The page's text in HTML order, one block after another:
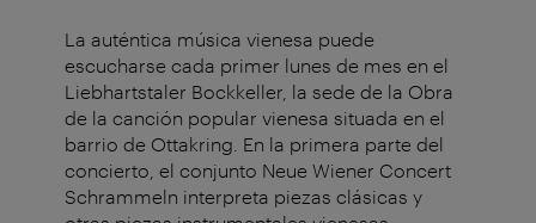
La auténtica música vienesa puede
escucharse cada primer lunes de mes en el
Liebhartstaler Bockkeller, la sede de la Obra
de la canción popular vienesa situada en el
barrio de Ottakring. En la primera parte del
concierto, el conjunto Neue Wiener Concert
Schrammeln interpreta piezas clásicas y